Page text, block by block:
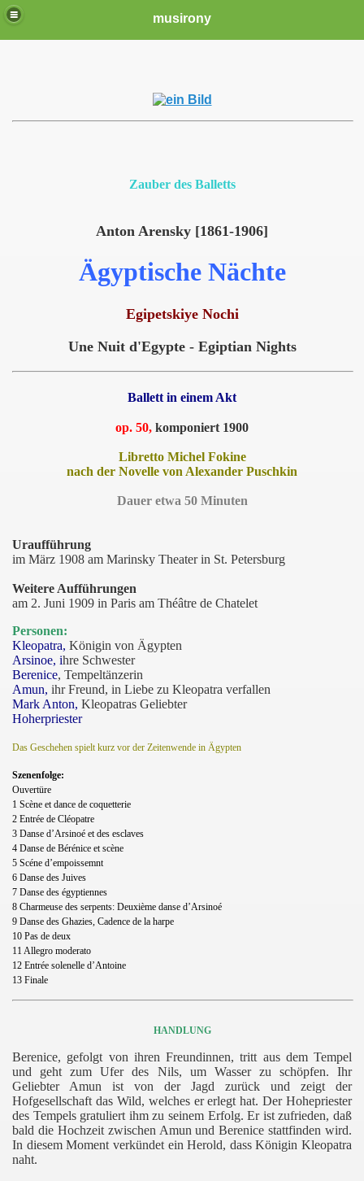
musirony
Zauber des Balletts
Anton Arensky [1861-1906]
Ägyptische Nächte
Egipetskiye Nochi
Une Nuit d'Egypte - Egiptian Nights
Ballett in einem Akt
op. 50, komponiert 1900
Libretto Michel Fokine
nach der Novelle von Alexander Puschkin
Dauer etwa 50 Minuten
Uraufführung
im März 1908 am Marinsky Theater in St. Petersburg
Weitere Aufführungen
am 2. Juni 1909 in Paris am Théâtre de Chatelet
Personen:
Kleopatra, Königin von Ägypten
Arsinoe, ihre Schwester
Berenice, Tempeltänzerin
Amun, ihr Freund, in Liebe zu Kleopatra verfallen
Mark Anton, Kleopatras Geliebter
Hoherpriester
Das Geschehen spielt kurz vor der Zeitenwende in Ägypten
Szenenfolge:
Ouvertüre
1 Scène et dance de coquetterie
2 Entrée de Cléopatre
3 Danse d’Arsinoé et des esclaves
4 Danse de Bérénice et scène
5 Scéne d’empoissemnt
6 Danse des Juives
7 Danse des égyptiennes
8 Charmeuse des serpents: Deuxième danse d’Arsinoé
9 Danse des Ghazies, Cadence de la harpe
10 Pas de deux
11 Allegro moderato
12 Entrée solenelle d’Antoine
13 Finale
HANDLUNG
Berenice, gefolgt von ihren Freundinnen, tritt aus dem Tempel
und geht zum Ufer des Nils, um Wasser zu schöpfen. Ihr
Geliebter Amun ist von der Jagd zurück und zeigt der
Hofgesellschaft das Wild, welches er erlegt hat. Der Hohepriester
des Tempels gratuliert ihm zu seinem Erfolg. Er ist zufrieden, daß
bald die Hochzeit zwischen Amun und Berenice stattfinden wird.
In diesem Moment verkündet ein Herold, dass Königin Kleopatra
naht.